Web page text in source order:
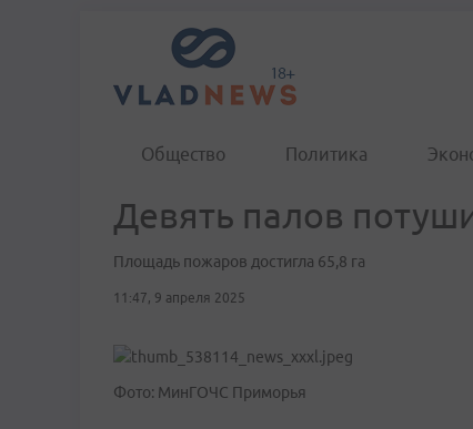
Общество Политика
Девять палов
Площадь пожаров достигла 65,8 га
11:47, 9 апреля 2025
Фото: МинГОЧС Приморья